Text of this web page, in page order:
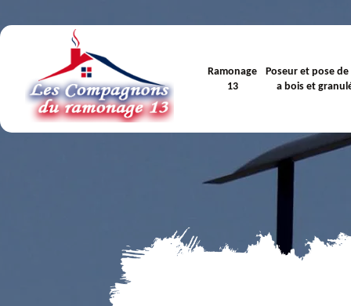
Ramonage
13
Poseur et pose
a bois et